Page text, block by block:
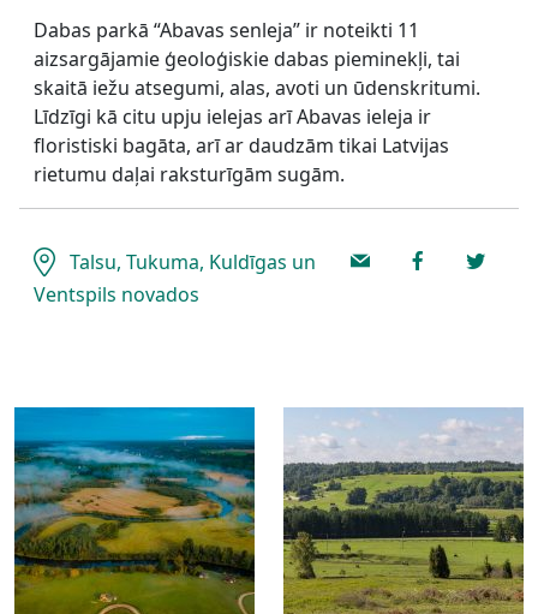
Dabas parkā “Abavas senleja” ir noteikti 11
aizsargājamie ģeoloģiskie dabas pieminekļi, tai
skaitā iežu atsegumi, alas, avoti un ūdenskritumi.
Līdzīgi kā citu upju ielejas arī Abavas ieleja ir
floristiski bagāta, arī ar daudzām tikai Latvijas
rietumu daļai raksturīgām sugām.
Talsu, Tukuma, Kuldīgas un
Ventspils novados